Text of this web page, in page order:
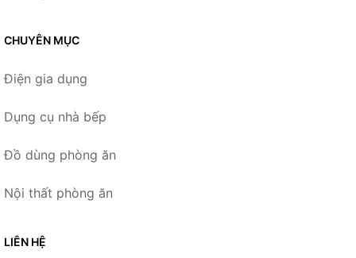
CHUYÊN MỤC
Điện gia dụng
Dụng cụ nhà bếp
Đồ dùng phòng ăn
Nội thất phòng ăn
LIÊN HỆ